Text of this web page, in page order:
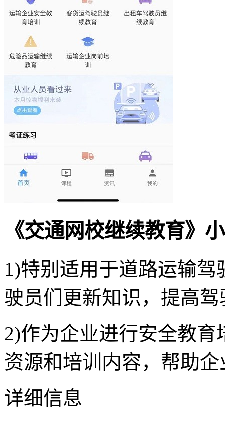
《交通网校继续教育》
1)特别适用于道路运输
驶员们更新知识，提高
2)作为企业进行安全教
资源和培训内容，帮助
详细信息